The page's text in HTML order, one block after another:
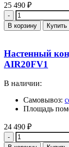
25 490 ₽
Количество
В корзину Купить
Настенный
AIR20FV1
В наличии:
Самовывоз:
Площадь
24 490 ₽
Количество